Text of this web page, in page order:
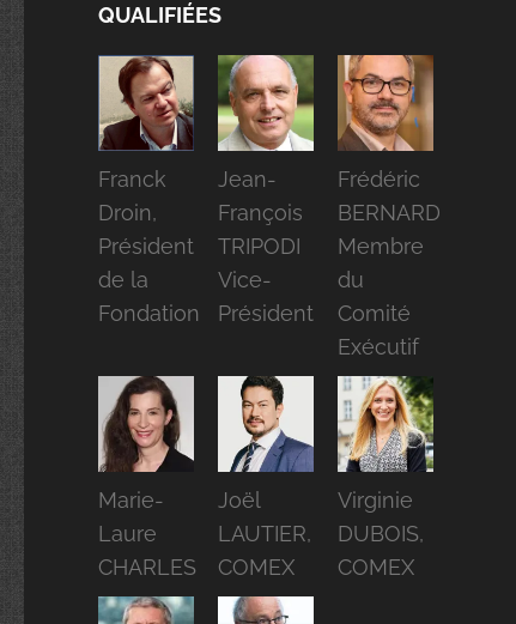
QUALIFIÉES
Franck
Droin,
Président
de la
Fondation
Jean-
François
TRIPODI
Vice-
Président
Frédéric
BERNARD
Membre
du
Comité
Exécutif
Marie-
Laure
CHARLES
Joël
LAUTIER,
COMEX
Virginie
DUBOIS,
COMEX